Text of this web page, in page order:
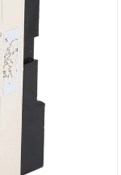
Значения
продукта
и
от местных